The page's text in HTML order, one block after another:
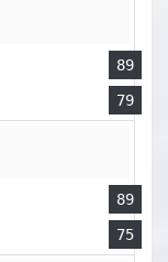
89
79
89
75